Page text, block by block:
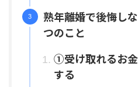
熟年離婚で後悔し
つのこと
①受け取れるお
する